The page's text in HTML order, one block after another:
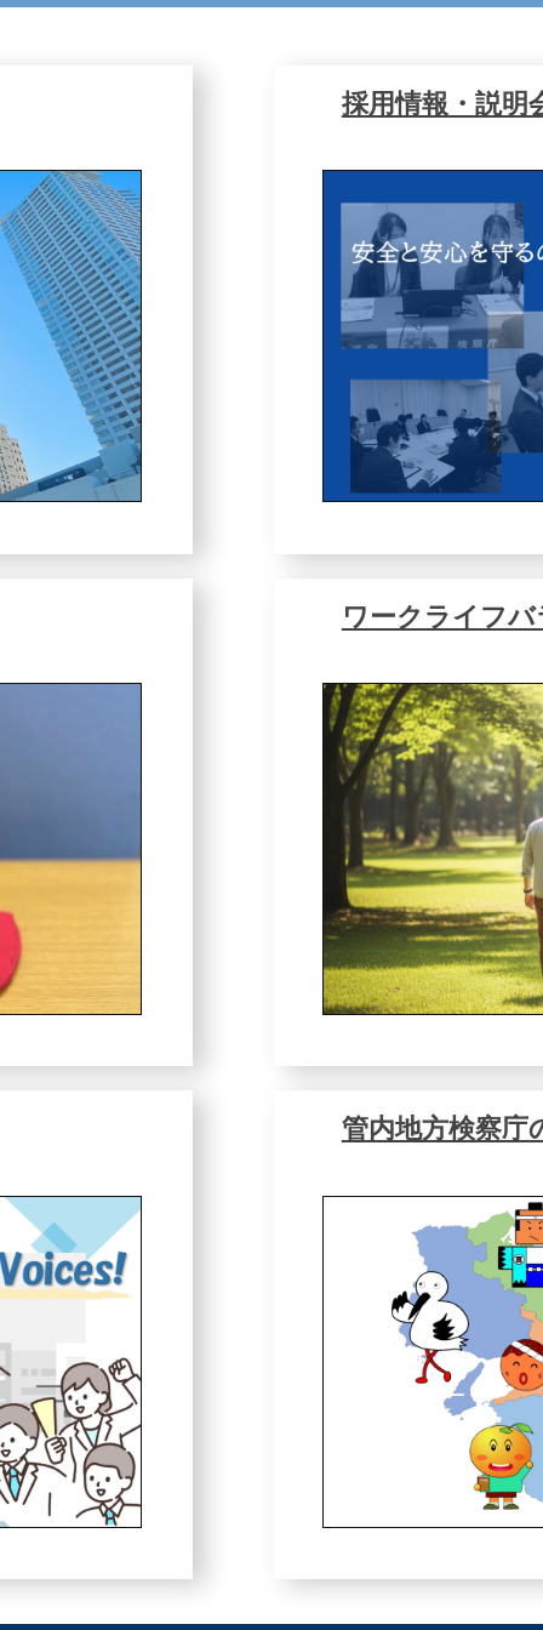
採用情報・説明
ワークライフ
管内地方検察庁